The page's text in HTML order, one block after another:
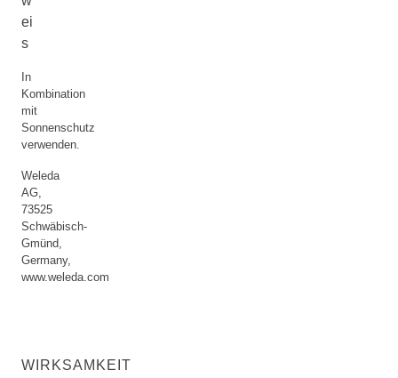
ei
s
In
Kombination
mit
Sonnenschutz
verwenden.
Weleda
AG,
73525
Schwäbisch-
Gmünd,
Germany,
www.weleda.com
WIRKSAMKEIT